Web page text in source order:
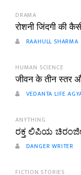
DRAMA
रोशनी जिंदगी की
RAAHULL SHARMA
HUMAN SCIENCE
जीवन के तीन स्तर
VEDANTA LIFE
ANYTHING
ರಕ್ತ ಲಿಪಿಯ
DANGER WRITER
FICTION STORIES